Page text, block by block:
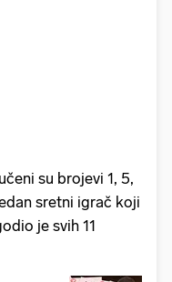
su brojevi 1, 5,
sretni igrač koji
je svih 11